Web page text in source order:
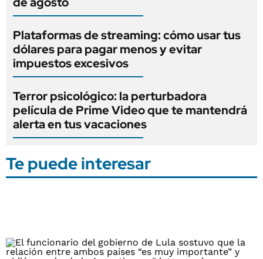
Plataformas de streaming: cómo usar tus
dólares para pagar menos y evitar
impuestos excesivos
Terror psicológico: la perturbadora
película de Prime Video que te mantendrá
alerta en tus vacaciones
Te puede interesar